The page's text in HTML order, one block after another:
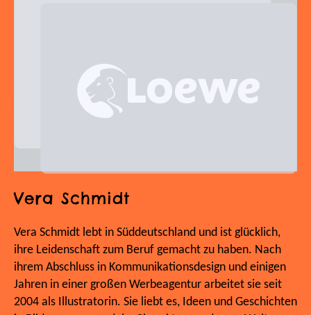
Vera Schmidt
Vera Schmidt lebt in Süddeutschland und ist glücklich,
ihre Leidenschaft zum Beruf gemacht zu haben. Nach
ihrem Abschluss in Kommunikationsdesign und einigen
Jahren in einer großen Werbeagentur arbeitet sie seit
2004 als Illustratorin. Sie liebt es, Ideen und Geschichten